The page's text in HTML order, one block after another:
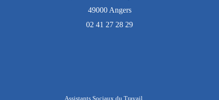
49000 Angers
02 41 27 28 29
Assistants Sociaux du Travail